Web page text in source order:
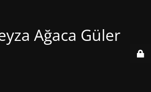
Ağaca Güler